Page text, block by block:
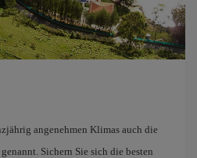
angenehmen Klimas auch die
Sichern Sie sich die besten